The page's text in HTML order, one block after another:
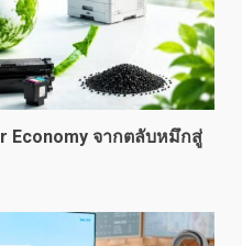
Economy จากตลับหมึกสู่